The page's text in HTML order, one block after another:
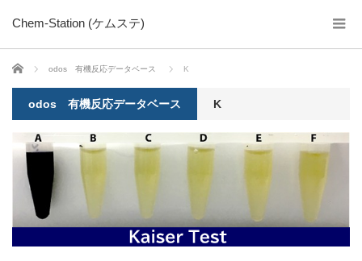
Chem-Station (ケムステ)
ホーム odos 有機反応データベース K
odos 有機反応データベース K